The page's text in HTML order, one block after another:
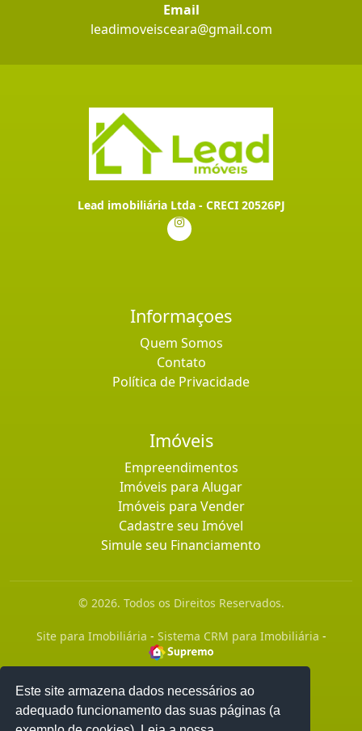
Este site armazena dados necessários ao
adequado funcionamento das suas páginas (a
Email
leadimoveisceara@gmail.com
Lead imobiliária Ltda - CRECI 20526PJ
Informaçoes
Quem Somos
Contato
Política de Privacidade
Imóveis
Empreendimentos
Imóveis para Alugar
Imóveis para Vender
Cadastre seu Imóvel
Simule seu Financiamento
© 2026. Todos os Direitos Reservados.
Site para Imobiliária - Sistema CRM para Imobiliária -